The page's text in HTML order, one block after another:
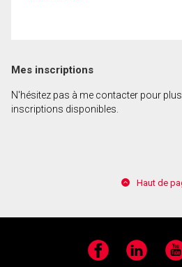
En cliquant sur le bouton «
consentez à nos conditions
Mes inscriptions
N'hésitez pas à me contacter pour
inscriptions disponibles.
Haut de
Facebook LinkedIn